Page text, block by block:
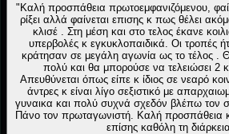
"Καλή προσπάθεια πρωτοεμφανιζόμενου,
ρίξει αλλά φαίνεται επισης κ πως θέλει
κλισέ . Στη μέση και στο τελος έκανε κοιλιά κ την φούσκωνε με
υπερβολές κ εγκυκλοπαιδικά. Οι τροπές ήταν πολύ καλές και με
κράτησαν σε μεγάλη αγωνία ως το τέλος .
πολύ και θα μπορούσε να τελειώσει 2
Απευθύνεται όπως είπε κ ίδιος σε νεαρό
άντρες κ είναι λίγο σεξιστικό με
γυναικα και πολύ συχνά σχεδόν βλέπω τον
Πάνο τον πρωταγωνιστή. Καλή προσπάθεια και ευχάριστη η αφήγηση
επίσης καθόλη τη